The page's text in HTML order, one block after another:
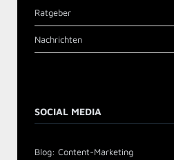
Ratgeber
Nachrichten
SOCIAL MEDIA
Blog: Content-Marketing